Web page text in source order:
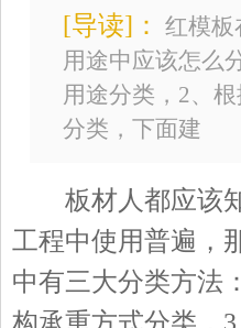
[导读]：
红模板
用途中应该怎么
用途分类，2、
分类，下面建
板材人都应该知
工程中使用普遍，
中有三大分类方法